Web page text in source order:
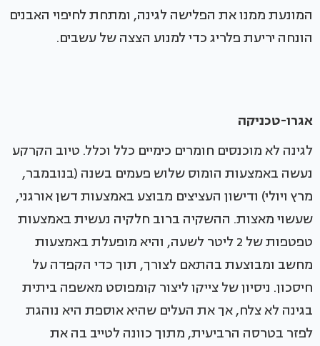
המונעת ממנו את הפלישה לגינה, ומתחת לחיפוי האבנים
הונחה יריעת פלריג כדי למנוע הצצה של עשבים.
אגרו-טכניקה
לגינה לא מוכנסים חומרים כימיים כלל וכלל. טיוב הקרקע
נעשה באמצעות הומוס שלוש פעמים בשנה (בנובמבר,
מרץ ויולי) ודישון העציצים מבוצע באמצעות דשן אורגני,
שעשוי מאצות. ההשקיה ברוב חלקיה נעשית באמצעות
טפטפות של 2 ליטר לשעה, והיא מופעלת באמצעות
מחשב ומבוצעת בהתאם לצורך, תוך כדי הקפדה על
חיסכון. ניסיון של צייקו ליצור קומפוסט מאשפה ביתית
בגינה לא צלח, אך את העלים שהיא אוספת היא נוהגת
לפזר בטרסה הרביעית, מתוך כוונה לטייב בה את